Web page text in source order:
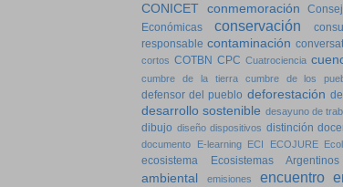
CONICET conmemoración
Económicas
conservación
responsable contaminación
cortos COTBN CPC Cuatrociencia
cumbre de la tierra cumbre de los
defensor del pueblo deforestación
desarrollo sostenible desayuno de
dibujo diseño dispositivos distinción
documento E-learning ECI ECOJURE
ecosistema
Ecosistemas Argentinos
ambiental
emisiones encuentro